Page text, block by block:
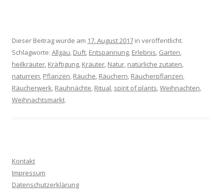
Dieser Beitrag wurde am 17. August 2017 in veröffentlicht.
Schlagworte: Allgäu, Duft, Entspannung, Erlebnis, Garten,
heilkräuter, Kräftigung, Kräuter, Natur, natürliche zutaten,
naturrein, Pflanzen, Räuche, Räuchern, Räucherpflanzen,
Räucherwerk, Rauhnächte, Ritual, spirit of plants,Weihnachten,
Weihnachtsmarkt.
Kontakt
Impressum
Datenschutzerklärung